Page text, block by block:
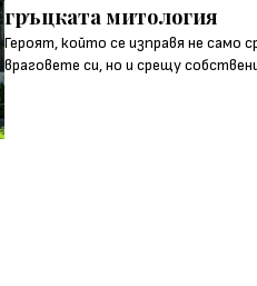
гръцката митология
Героят, който се изправя не само
враговете си, но и срещу